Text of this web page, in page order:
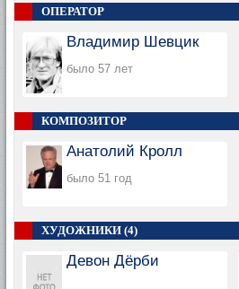
ОПЕРАТОР
Владимир Шевцик
было 57 лет
КОМПОЗИТОР
Анатолий Кролл
было 51 год
ХУДОЖНИКИ (4)
Девон Дёрби